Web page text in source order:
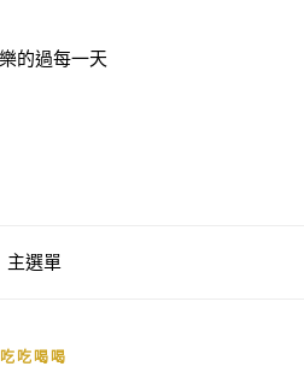
快樂的過每一天
主選單
吃吃喝喝